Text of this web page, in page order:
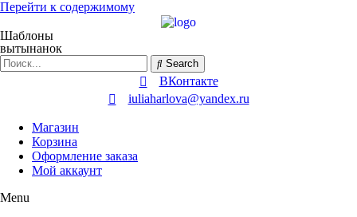
Перейти к содержимому
Шаблоны
вытынанок
Search
ВКонтакте
iuliaharlova@yandex.ru
Магазин
Корзина
Оформление заказа
Мой аккаунт
Menu